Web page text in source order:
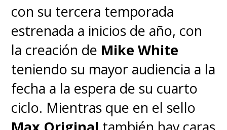
con su tercera temporada
estrenada a inicios de año, con
la creación de Mike White
teniendo su mayor audiencia a la
fecha a la espera de su cuarto
ciclo. Mientras que en el sello